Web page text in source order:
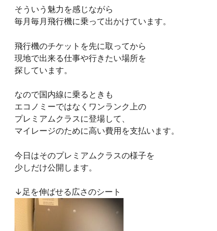
そういう魅力を感じながら
毎月毎月飛行機に乗って出かけています。
飛行機のチケットを先に取ってから
現地で出来る仕事や行きたい場所を
探しています。
なので国内線に乗るときも
エコノミーではなくワンランク上の
プレミアムクラスに登場して、
マイレージのために高い費用を支払います。
今日はそのプレミアムクラスの様子を
少しだけ公開します。
↓足を伸ばせる広さのシート